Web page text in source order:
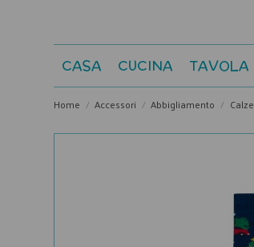
CASA CUCINA TAVOLA
Home Accessori Abbigliamento Calze